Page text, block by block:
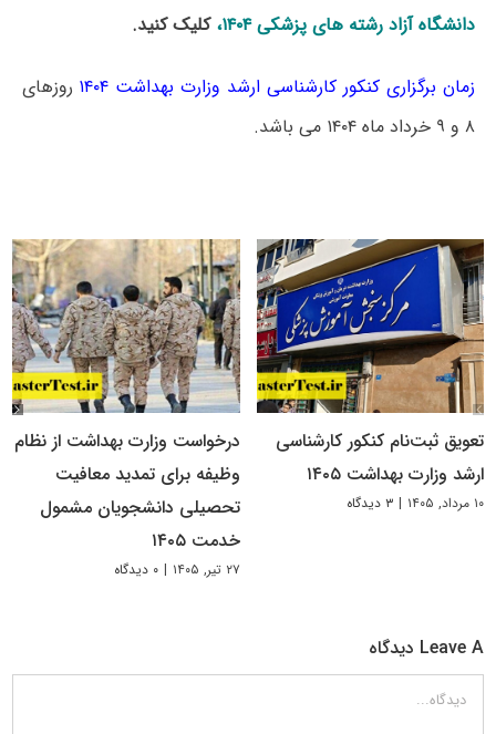
دانشگاه آزاد رشته های پزشکی ۱۴۰۴
، کلیک کنید.
زمان برگزاری کنکور کارشناسی ارشد وزارت بهداشت ۱۴۰۴
روزهای
۸ و ۹ خرداد ماه ۱۴۰۴ می باشد.
تعویق ثبت‌نام کنکور کارشناسی
ارشد وزارت بهداشت ۱۴۰۵
۱۰ مرداد, ۱۴۰۵ | ۳ دیدگاه
درخواست وزارت بهداشت از نظام
وظیفه برای تمدید معافیت
تحصیلی دانشجویان مشمول
خدمت ۱۴۰۵
۲۷ تیر, ۱۴۰۵ | ۰ دیدگاه
Leave A دیدگاه
دیدگاه